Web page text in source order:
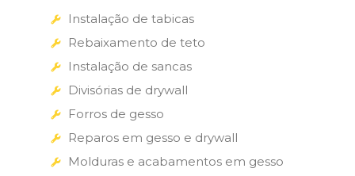
Instalação de tabicas
Rebaixamento de teto
Instalação de sancas
Divisórias de drywall
Forros de gesso
Reparos em gesso e drywall
Molduras e acabamentos em gesso